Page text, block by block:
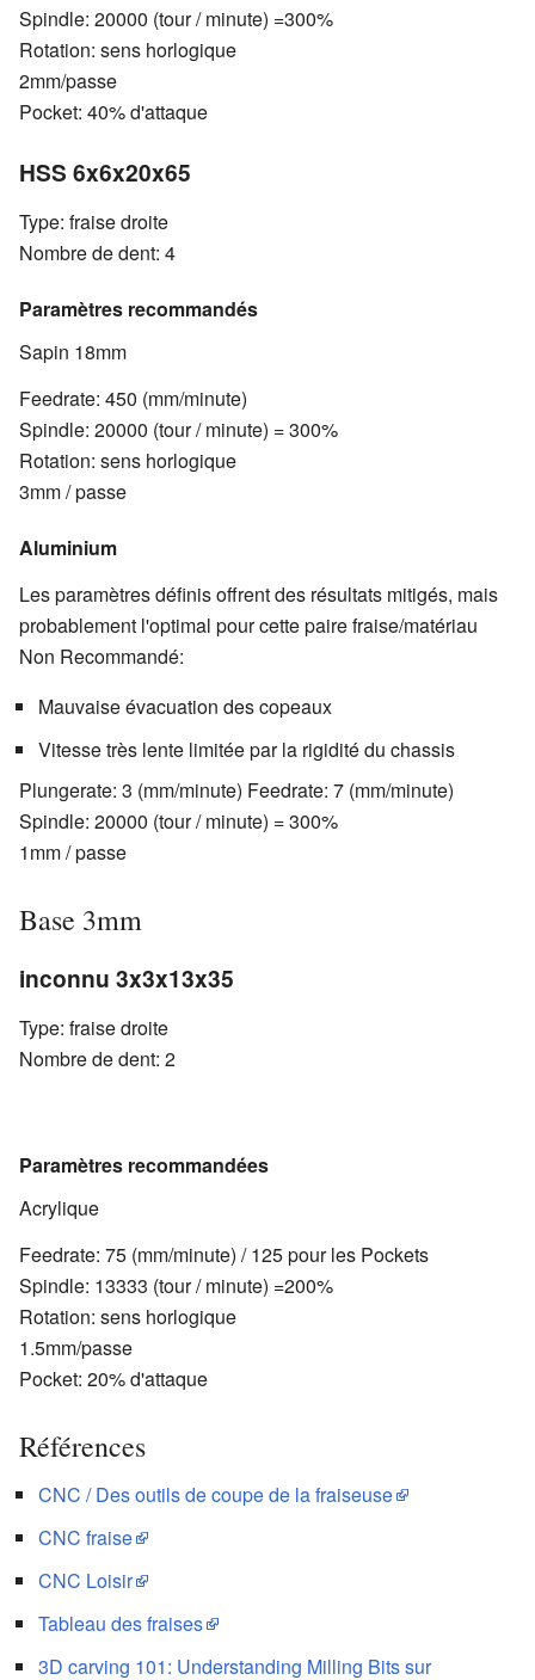
Spindle: 20000 (tour / minute) =300%
Rotation: sens horlogique
2mm/passe
Pocket: 40% d'attaque
HSS 6x6x20x65
Type: fraise droite
Nombre de dent: 4
Paramètres recommandés
Sapin 18mm
Feedrate: 450 (mm/minute)
Spindle: 20000 (tour / minute) = 300%
Rotation: sens horlogique
3mm / passe
Aluminium
Les paramètres définis offrent des résultats mitigés, mais
probablement l'optimal pour cette paire fraise/matériau
Non Recommandé:
Mauvaise évacuation des copeaux
Vitesse très lente limitée par la rigidité du chassis
Plungerate: 3 (mm/minute) Feedrate: 7 (mm/minute)
Spindle: 20000 (tour / minute) = 300%
1mm / passe
Base 3mm
inconnu 3x3x13x35
Type: fraise droite
Nombre de dent: 2
Paramètres recommandées
Acrylique
Feedrate: 75 (mm/minute) / 125 pour les Pockets
Spindle: 13333 (tour / minute) =200%
Rotation: sens horlogique
1.5mm/passe
Pocket: 20% d'attaque
Références
CNC / Des outils de coupe de la fraiseuse
CNC fraise
CNC Loisir
Tableau des fraises
3D carving 101: Understanding Milling Bits sur